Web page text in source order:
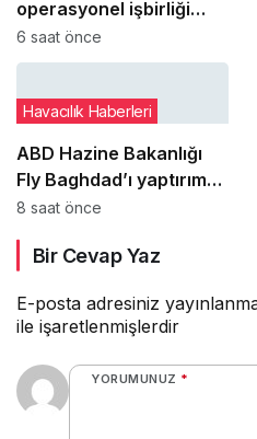
operasyonel işbirliği
adımı
6 saat önce
ABD Hazine Bakanlığı
Fly Baghdad’ı yaptırım
listesinden çıkardı
Havacılık Haberleri
8 saat önce
Bir Cevap Yaz
E-posta adresiniz
ile işaretlenmişlerdir
YORUMUNUZ *